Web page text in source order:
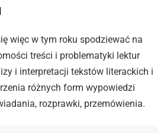
więc w tym roku spodziewać na
treści i problematyki lektur
i interpretacji tekstów literackich i
różnych form wypowiedzi
rozprawki, przemówienia.